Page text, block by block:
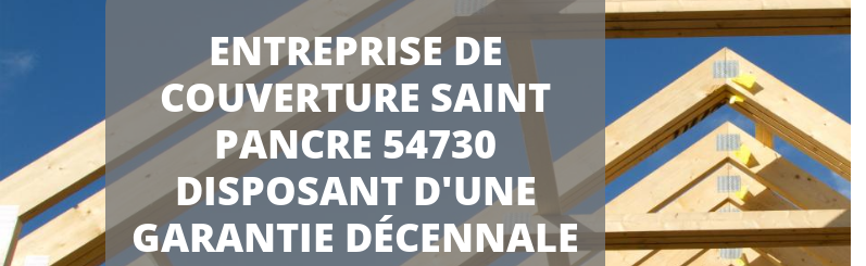
ENTREPRISE DE
COUVERTURE SAINT
PANCRE 54730
DISPOSANT D'UNE
GARANTIE DÉCENNALE